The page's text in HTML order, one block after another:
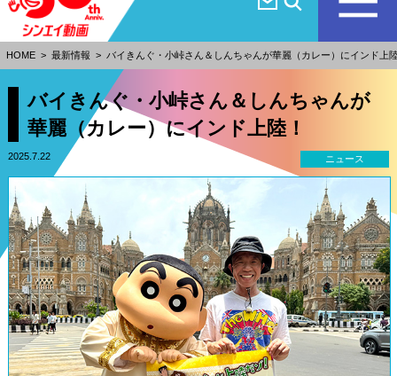
HOME > 最新情報 > バイきんぐ・小峠さん＆しんちゃんが華麗（カレー）にインド上
バイきんぐ・小峠さん＆しんちゃんが
華麗（カレー）にインド上陸！
2025.7.22 ニュース